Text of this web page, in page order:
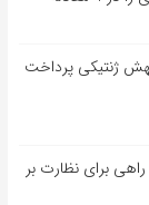
جهش ژنتیکی پرداخت
برای نظارت بر